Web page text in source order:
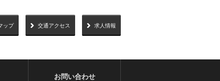
ップ 交通アクセス 求人情報
お問い合わせ